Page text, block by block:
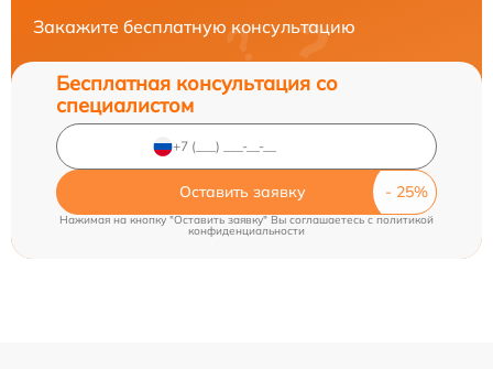
Закажите бесплатную консультацию
Бесплатная консультация со
специалистом
Оставить заявку
Нажимая на кнопку "Оставить заявку" Вы соглашаетесь cполитикой
конфиденциальности